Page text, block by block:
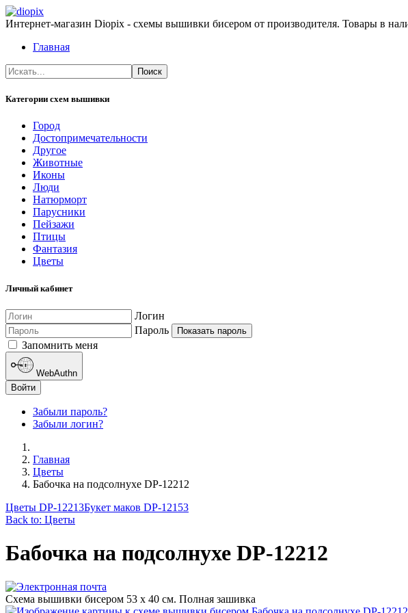
Интернет-магазин Diopix - схемы вышивки бисером от производителя. Товары в
Главная
Категории схем вышивки
Город
Достопримечательности
Другое
Животные
Иконы
Люди
Натюрморт
Парусники
Пейзажи
Птицы
Фантазия
Цветы
Личный кабинет
Логин
Пароль
Показать пароль
Запомнить меня
WebAuthn
Войти
Забыли пароль?
Забыли логин?
Главная
Цветы
Бабочка на подсолнухе DP-12212
Цветы DP-12213Букет маков DP-12153
Back to: Цветы
Бабочка на подсолнухе DP-12212
Схема вышивки бисером 53 х 40 см. Полная зашивка